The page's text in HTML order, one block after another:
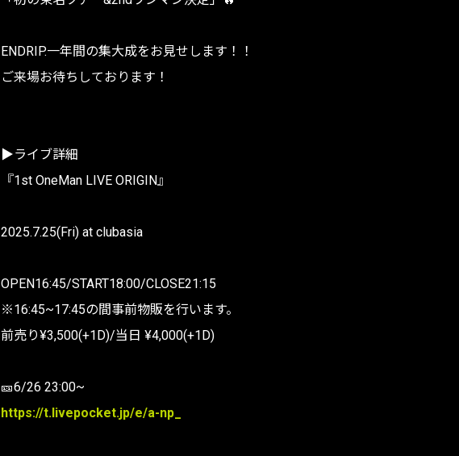
ENDRIP.一年間の集大成をお見せします！！
ご来場お待ちしております！
▶️ライブ詳細
『1st OneMan LIVE ORIGIN』
2025.7.25(Fri) at clubasia
OPEN16:45/START18:00/CLOSE21:15
※16:45~17:45の間事前物販を行います。
前売り¥3,500(+1D)/当日 ¥4,000(+1D)
🎫6/26 23:00~
https://t.livepocket.jp/e/a-np_